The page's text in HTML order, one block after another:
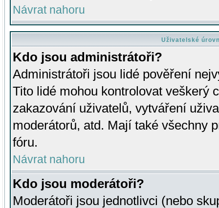
Návrat nahoru
Uživatelské
Kdo jsou administrátoři?
Administrátoři jsou lidé pověření
Tito lidé mohou kontrolovat veškerý
zakazování uživatelů, vytváření
moderátorů, atd. Mají také všechny
fóru.
Návrat nahoru
Kdo jsou moderátoři?
Moderátoři jsou jednotlivci (nebo